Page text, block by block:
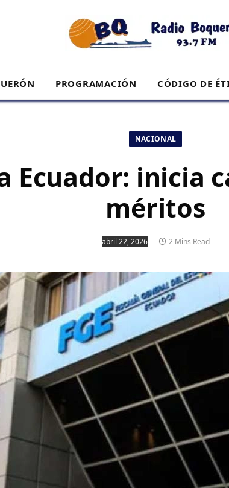
PROGRAMACIÓN CÓDIGO DE
NACIONAL
Ecuador: inicia
méritos
abril 22, 2026 2 Mins Read